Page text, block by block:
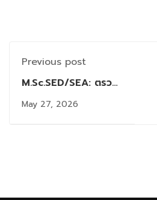
Previous post
M.Sc.SED/SEA: ตรวจ
สอบรายชื่อสมัครสอบ
Comprehensive (จัด
May 27, 2026